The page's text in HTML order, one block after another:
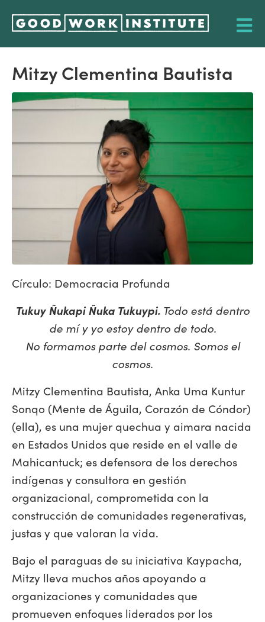
Mitzy Clementina Bautista
Círculo: Democracia Profunda
Tukuy Ñukapi Ñuka Tukuypi. Todo está dentro
de mí y yo estoy dentro de todo.
No formamos parte del cosmos. Somos el
cosmos.
Mitzy Clementina Bautista, Anka Uma Kuntur
Sonqo (Mente de Águila, Corazón de Cóndor)
(ella), es una mujer quechua y aimara nacida
en Estados Unidos que reside en el valle de
Mahicantuck; es defensora de los derechos
indígenas y consultora en gestión
organizacional, comprometida con la
construcción de comunidades regenerativas,
justas y que valoran la vida.
Bajo el paraguas de su iniciativa Kaypacha,
Mitzy lleva muchos años apoyando a
organizaciones y comunidades que
promueven enfoques liderados por los